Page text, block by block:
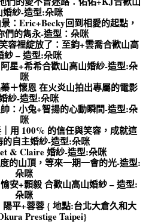
婚紗-造型:朵咪
：Eric+Becky回到相愛的起點，
們的雋永-造型：朵咪
容裡綻放了：至鈞+雲喬合歡山高
紗 – 造型:朵咪
星+希希合歡山高山婚紗-造型:朵
咪
＋懷恩 在火炎山拍出專屬的電影
紗-造型:朵咪
：小兔+智揚的心動瞬間-造型:朵
咪
用 100% 的信任與笑容，成就這
的自主婚紗-造型:朵咪
& Claire 婚紗-造型:朵咪
的山頂，等來一期一會的光-造型:
朵咪
安+顥毅 合歡山高山婚紗 – 造型:
朵咪
平+蓉蓉 { 地點:台北大倉久和大
Prestige Taipei}